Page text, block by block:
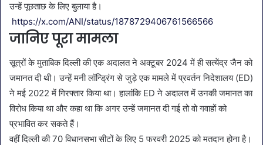
उन्हें पूछताछ के लिए बुलाया है।
https://x.com/ANI/status/1878729406761566566
जानिए पूरा मामला
सूत्रों के मुताबिक दिल्ली की एक अदालत ने अक्टूबर 2024 में ही सत्येंद्र जैन को
जमानत दी थी। उन्हें मनी लॉन्ड्रिंग से जुड़े एक मामले में प्रवर्तन निदेशालय (ED)
ने मई 2022 में गिरफ्तार किया था। हालांकि ED ने अदालत में उनकी जमानत का
विरोध किया था और कहा था कि अगर उन्हें जमानत दी गई तो वो गवाहों को
प्रभावित कर सकते हैं।
वहीं दिल्ली की 70 विधानसभा सीटों के लिए 5 फरवरी 2025 को मतदान होना है।